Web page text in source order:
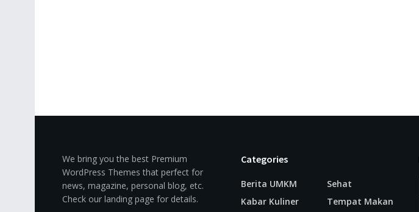
We bring you the best Premium
WordPress Themes that perfect for
news, magazine, personal blog, etc.
Check our landing page for details.
Categories
Berita UMKM
Kabar Kuliner
Sehat
Tempat Makan